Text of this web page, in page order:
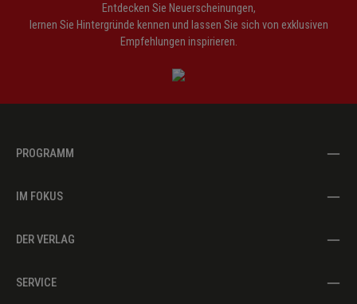
Entdecken Sie Neuerscheinungen,
lernen Sie Hintergründe kennen und lassen Sie sich von exklusiven
Empfehlungen inspirieren.
PROGRAMM
IM FOKUS
DER VERLAG
SERVICE